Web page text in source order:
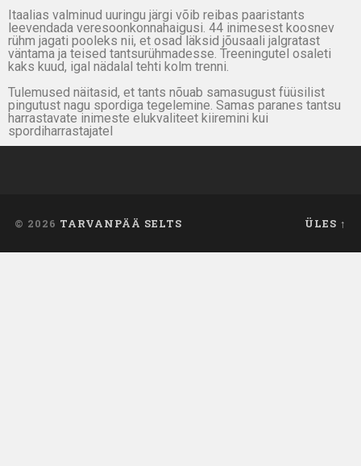
Itaalias valminud uuringu järgi võib reibas paaristants
leevendada veresoonkonnahaigusi. 44 inimesest koosnev
rühm jagati pooleks nii, et osad läksid jõusaali jalgratast
väntama ja teised tantsurühmadesse. Treeningutel osaleti
kaks kuud, igal nädalal tehti kolm trenni.
Tulemused näitasid, et tants nõuab samasugust füüsilist
pingutust nagu spordiga tegelemine. Samas paranes tantsu
harrastavate inimeste elukvaliteet kiiremini kui
spordiharrastajatel
© 2026 TARVANPÄÄ SELTS ÜLES ↑